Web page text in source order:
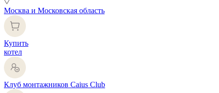
Москва и Московская область
Купить
котел
Клуб монтажников Caius Club